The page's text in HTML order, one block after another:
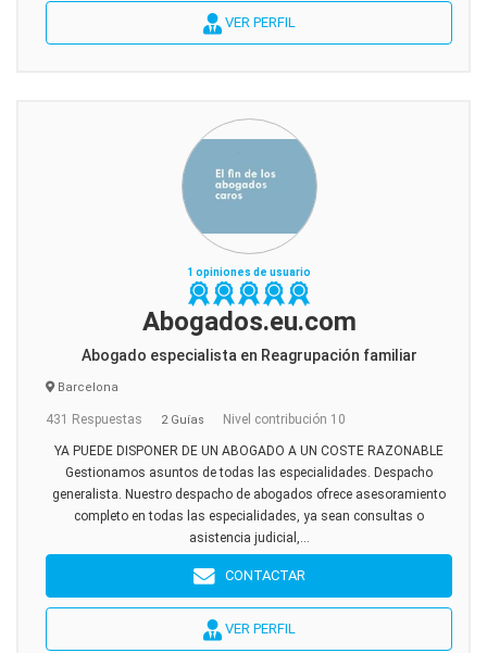
VER PERFIL
1 opiniones de usuario
Abogados.eu.com
Abogado especialista en Reagrupación familiar
Barcelona
431 Respuestas 2 Guías Nivel contribución 10
YA PUEDE DISPONER DE UN ABOGADO A UN COSTE RAZONABLE
Gestionamos asuntos de todas las especialidades. Despacho
generalista. Nuestro despacho de abogados ofrece asesoramiento
completo en todas las especialidades, ya sean consultas o
asistencia judicial,...
CONTACTAR
VER PERFIL